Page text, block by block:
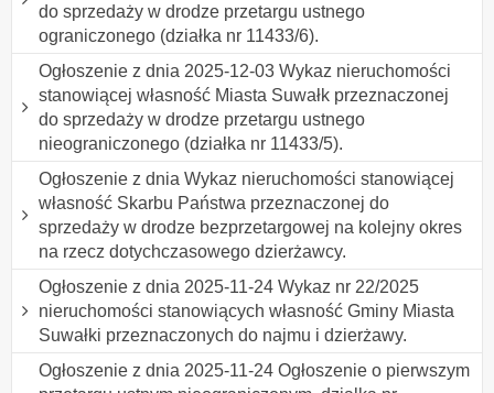
do sprzedaży w drodze przetargu ustnego
ograniczonego (działka nr 11433/6).
Ogłoszenie z dnia 2025-12-03 Wykaz nieruchomości
stanowiącej własność Miasta Suwałk przeznaczonej
do sprzedaży w drodze przetargu ustnego
nieograniczonego (działka nr 11433/5).
Ogłoszenie z dnia Wykaz nieruchomości stanowiącej
własność Skarbu Państwa przeznaczonej do
sprzedaży w drodze bezprzetargowej na kolejny okres
na rzecz dotychczasowego dzierżawcy.
Ogłoszenie z dnia 2025-11-24 Wykaz nr 22/2025
nieruchomości stanowiących własność Gminy Miasta
Suwałki przeznaczonych do najmu i dzierżawy.
Ogłoszenie z dnia 2025-11-24 Ogłoszenie o pierwszym